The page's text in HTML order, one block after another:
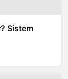
Sistem